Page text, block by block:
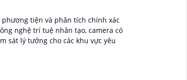
tiện và phân tích chính xác
nghệ trí tuệ nhân tạo, camera có
sát lý tưởng cho các khu vực yêu